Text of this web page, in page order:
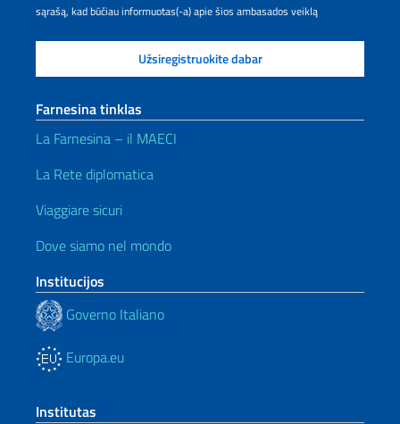
sąrašą, kad būčiau informuotas(-a) apie šios ambasados veiklą
Farnesina tinklas
La Farnesina – il MAECI
La Rete diplomatica
Viaggiare sicuri
Dove siamo nel mondo
Institucijos
Governo Italiano
Europa.eu
Institutas